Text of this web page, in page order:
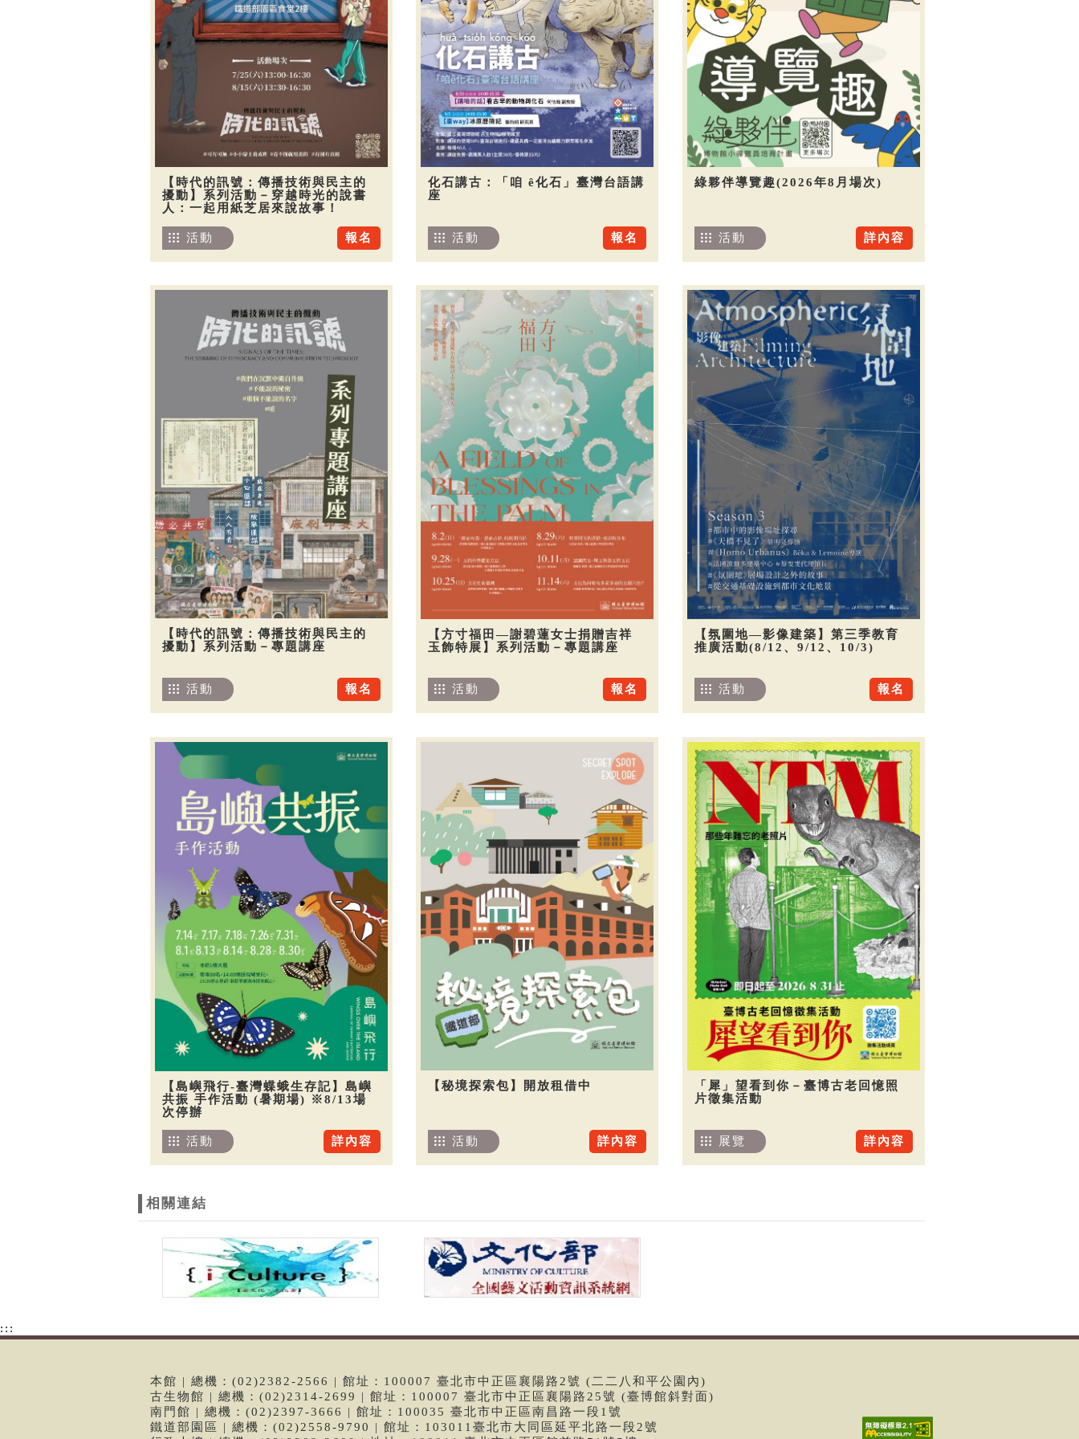
【時代的訊號：傳播技術與民主的
擾動】系列活動－穿越時光的說書
人：一起用紙芝居來說故事！
報名
活動
化石講古：「咱 ê化石」臺灣台語講
座
報名
活動
綠夥伴導覽趣(2026年8月場次)
詳內容
活動
【時代的訊號：傳播技術與民主的
擾動】系列活動－專題講座
報名
活動
【方寸福田—謝碧蓮女士捐贈吉祥
玉飾特展】系列活動－專題講座
報名
活動
【氛圍地—影像建築】第三季教育
推廣活動(8/12、9/12、10/3)
報名
活動
【島嶼飛行-臺灣蝶蛾生存記】島嶼
共振 手作活動 (暑期場) ※8/13場
次停辦
詳內容
活動
【秘境探索包】開放租借中
詳內容
活動
「犀」望看到你－臺博古老回憶照
片徵集活動
詳內容
展覽
相關連結
:::
本館 | 總機：(02)2382-2566 | 館址：100007 臺北市中正區襄陽路2號 (二二八和平公園內)
古生物館 | 總機：(02)2314-2699 | 館址：100007 臺北市中正區襄陽路25號 (臺博館斜對面)
南門館 | 總機：(02)2397-3666 | 館址：100035 臺北市中正區南昌路一段1號
鐵道部園區 | 總機：(02)2558-9790 | 館址：103011臺北市大同區延平北路一段2號